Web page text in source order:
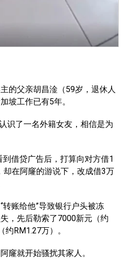
的父亲胡昌淦（59岁，退休人
坡工作已有5年。
识了一名外籍女友，相信是为
借贷广告后，打算向对方借1
却在阿窿的游说下，改成借3万
账给他”导致银行户头被冻
，先后勒索了7000新元（约
约RM1.27万）。
窿就开始骚扰其家人。